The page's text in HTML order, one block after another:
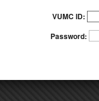
VUMC ID:
Password: